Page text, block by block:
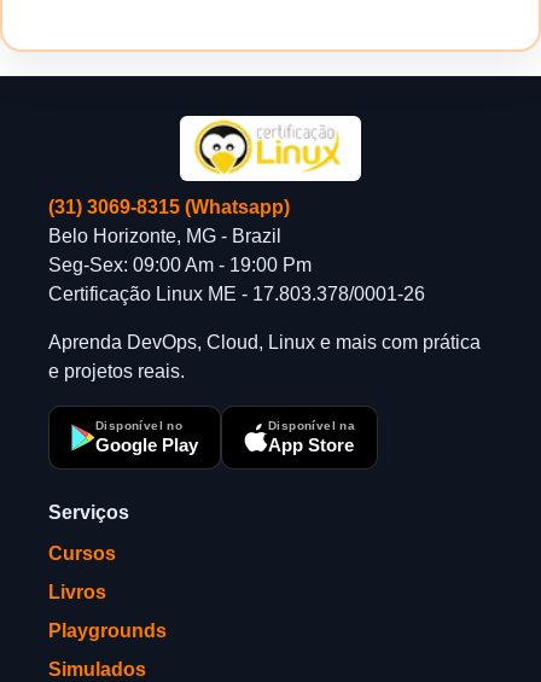
(31) 3069-8315 (Whatsapp)
Belo Horizonte, MG - Brazil
Seg-Sex: 09:00 Am - 19:00 Pm
Certificação Linux ME - 17.803.378/0001-26
Aprenda DevOps, Cloud, Linux e mais com prática
e projetos reais.
Disponível no
Google Play
Disponível na
App Store
Serviços
Cursos
Livros
Playgrounds
Simulados